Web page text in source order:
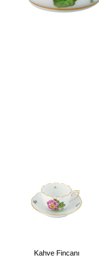
Kahve Fincanı